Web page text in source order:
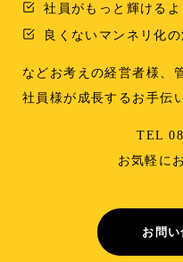
社員がもっと輝ける
良くないマンネリ化
などお考えの経営者様、
社員様が成長するお手伝
TEL
お気軽に
お問